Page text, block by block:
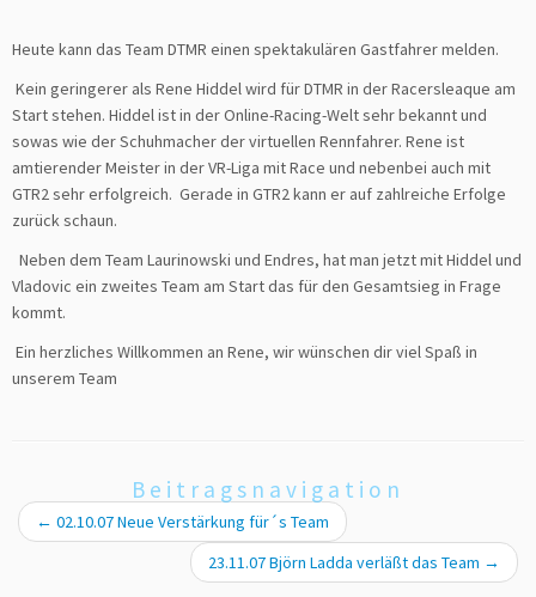
Heute kann das Team DTMR einen spektakulären Gastfahrer melden.
Kein geringerer als Rene Hiddel wird für DTMR in der Racersleaque am
Start stehen. Hiddel ist in der Online-Racing-Welt sehr bekannt und
sowas wie der Schuhmacher der virtuellen Rennfahrer. Rene ist
amtierender Meister in der VR-Liga mit Race und nebenbei auch mit
GTR2 sehr erfolgreich. Gerade in GTR2 kann er auf zahlreiche Erfolge
zurück schaun.
Neben dem Team Laurinowski und Endres, hat man jetzt mit Hiddel und
Vladovic ein zweites Team am Start das für den Gesamtsieg in Frage
kommt.
Ein herzliches Willkommen an Rene, wir wünschen dir viel Spaß in
unserem Team
Beitragsnavigation
← 02.10.07 Neue Verstärkung für´s Team
23.11.07 Björn Ladda verläßt das Team →